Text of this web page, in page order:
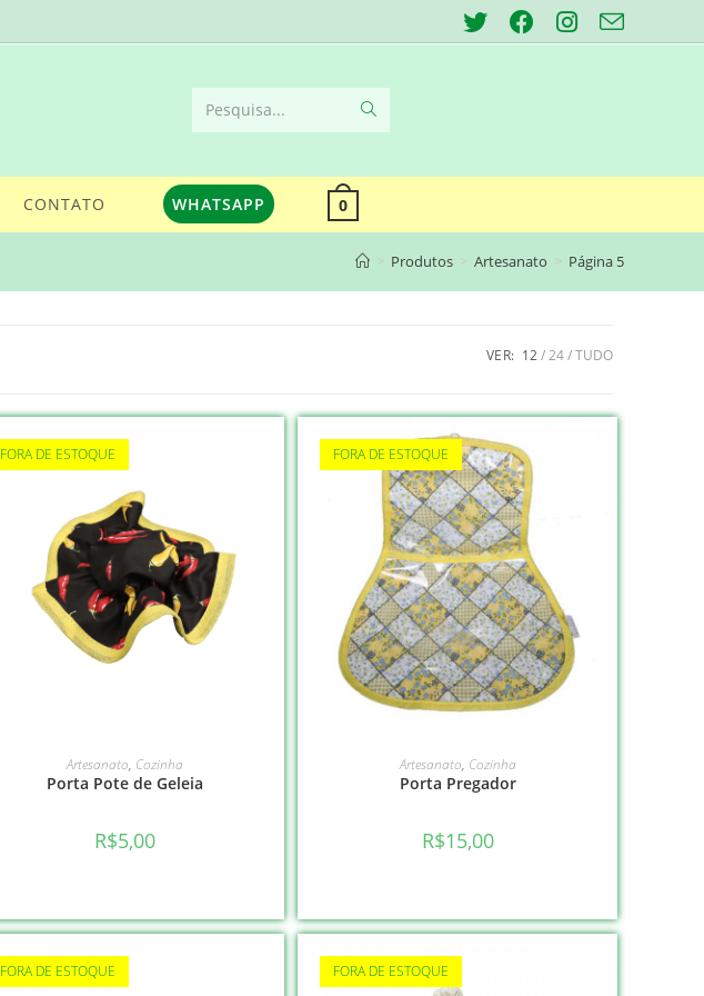
Pesquisa...
CONTATO WHATSAPP 0
> Produtos > Artesanato > Página 5
VER: 12 24 TUDO
FORA DE ESTOQUE
VER OPÇÕES
Artesanato, Cozinha
Porta Pote de Geleia
R$5,00
FORA DE ESTOQUE
VER OPÇÕES
Artesanato, Cozinha
Porta Pregador
R$15,00
FORA DE ESTOQUE FORA DE ESTOQUE